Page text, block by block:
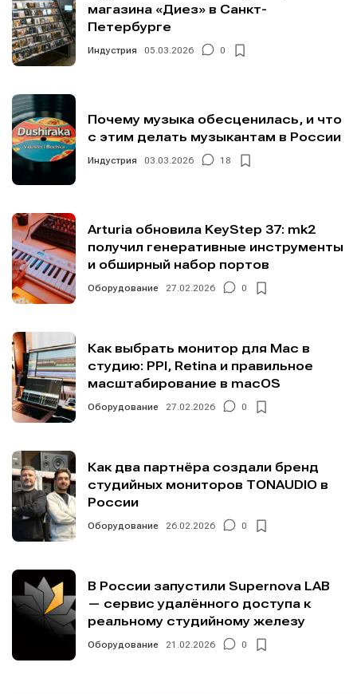
магазина «Диез» в Санкт-
Петербурге
Индустрия 05.03.2026 0
Почему музыка обесценилась, и что
с этим делать музыкантам в России
Индустрия 03.03.2026 18
Arturia обновила KeyStep 37: mk2
получил генеративные инструменты
и обширный набор портов
Оборудование 27.02.2026 0
Как выбрать монитор для Mac в
студию: PPI, Retina и правильное
масштабирование в macOS
Оборудование 27.02.2026 0
Как два партнёра создали бренд
студийных мониторов TONAUDIO в
России
Оборудование 26.02.2026 0
В России запустили Supernova LAB
— сервис удалённого доступа к
реальному студийному железу
Оборудование 21.02.2026 0